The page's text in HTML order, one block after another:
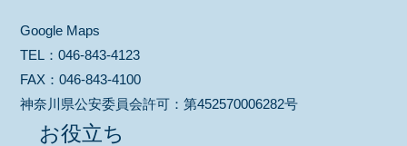
Google Maps
TEL：046-843-4123
FAX：046-843-4100
神奈川県公安委員会許可：第452570006282号
お役立ち